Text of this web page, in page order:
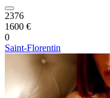
2376
1600 €
0
Saint-Florentin